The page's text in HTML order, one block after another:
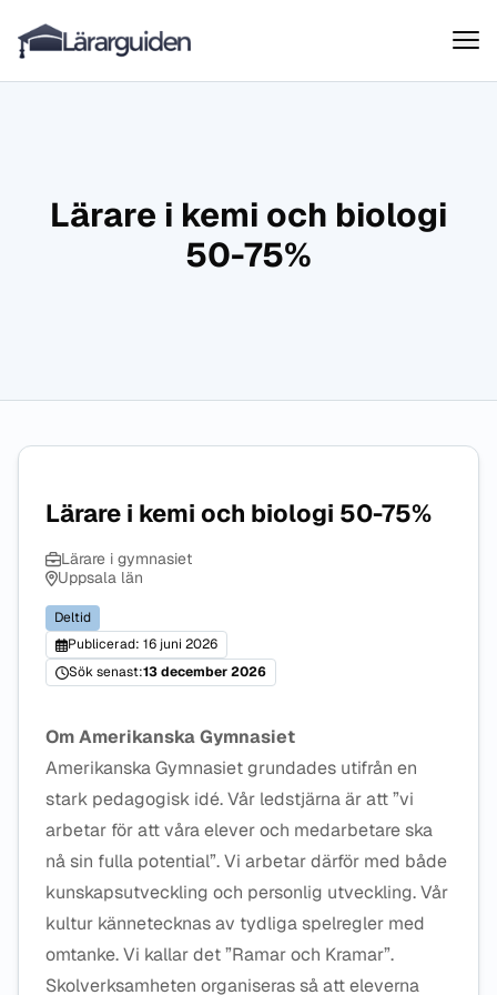
Hoppa till innehåll
Lärarguiden
Lärare i kemi och biologi
50-75%
Lärare i kemi och biologi 50-75%
Lärare i gymnasiet
Uppsala län
Deltid
Publicerad: 16 juni 2026
Sök senast:13 december 2026
Om Amerikanska Gymnasiet
Amerikanska Gymnasiet grundades utifrån en
stark pedagogisk idé. Vår ledstjärna är att ”vi
arbetar för att våra elever och medarbetare ska
nå sin fulla potential”. Vi arbetar därför med både
kunskapsutveckling och personlig utveckling. Vår
kultur kännetecknas av tydliga spelregler med
omtanke. Vi kallar det ”Ramar och Kramar”.
Skolverksamheten organiseras så att eleverna